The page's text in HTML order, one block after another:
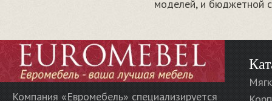
моделей, и бюджетной
Компания «Евромебель» специализируется